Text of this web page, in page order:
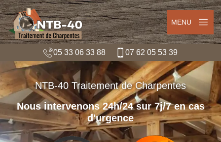
MENU
05 33 06 33 88 07 62 05 53 39
NTB-40 Traitement de Charpentes
Nous intervenons 24h/24 sur 7j/7 en cas
d'urgence